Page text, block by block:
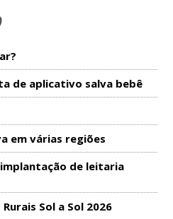
de aplicativo salva bebê
em várias regiões
de leitaria
Sol a Sol 2026